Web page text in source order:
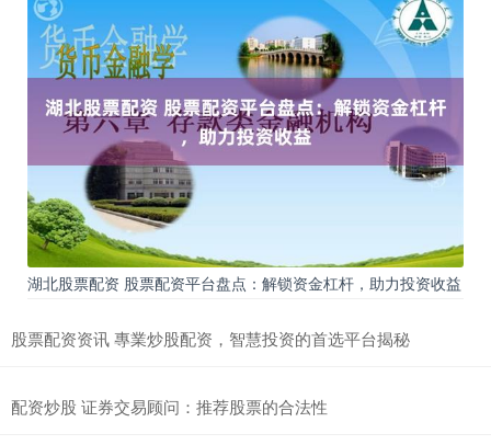
湖北股票配资 股票配资平台盘点：解锁资金杠杆，助力投资收益
股票配资资讯 專業炒股配资，智慧投资的首选平台揭秘
配资炒股 证券交易顾问：推荐股票的合法性